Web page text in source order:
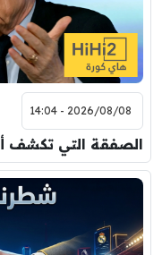
اودينيزي
2026/08/08 - 14:04
الصفقة التي تكشف